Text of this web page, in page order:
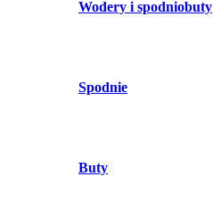
Wodery i spodniobuty
Spodnie
Buty